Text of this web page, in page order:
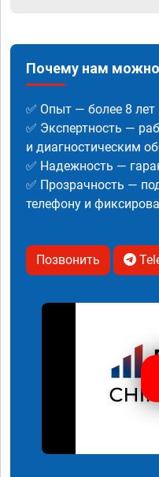
Почему нам
✅ Опыт — более 8
✅ Экспертность —
и диагностическим
✅ Надежность —
✅ Прозрачность —
телефону и
Позвонить